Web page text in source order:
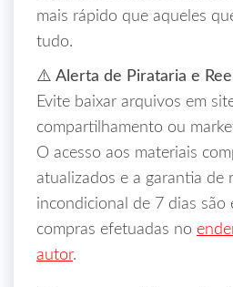
mais rápido que aqueles
tudo.
⚠️ Alerta de Pirataria e
Evite baixar arquivos em
compartilhamento ou
O acesso aos materiais
atualizados e a garantia de
incondicional de 7 dias são
compras efetuadas no
autor.